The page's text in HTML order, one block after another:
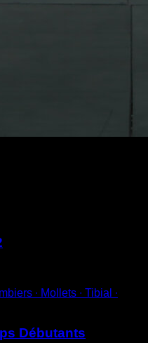
∙ Mollets ∙ Tibial ∙
Débutants